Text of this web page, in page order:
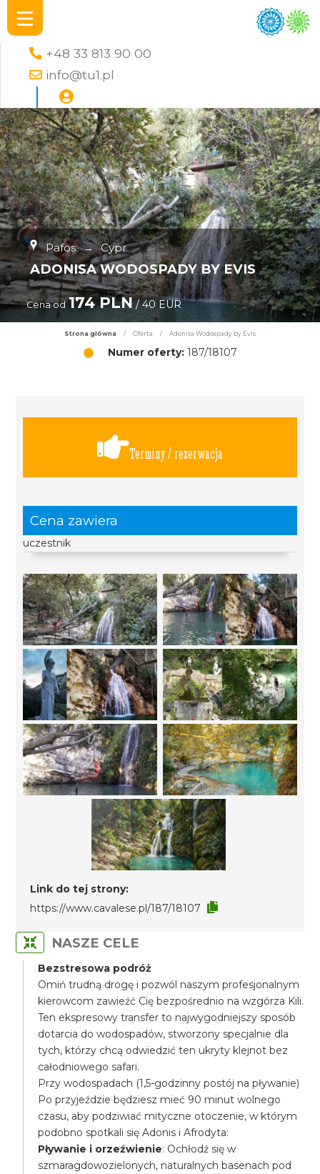
+48 33 813 90 00
info@tu1.pl
Pafos → Cypr
ADONISA WODOSPADY BY EVIS
Cena od 174 PLN/ 40 EUR
Strona główna / Oferta / Adonisa Wodospady by Evis
Numer oferty:187/18107
Terminy / rezerwacja
Cena zawiera
uczestnik
Link do tej strony:
https://www.cavalese.pl/187/18107
NASZE CELE
Bezstresowa podróż
Omiń trudną drogę i pozwól naszym profesjonalnym
kierowcom zawieźć Cię bezpośrednio na wzgórza Kili.
Ten ekspresowy transfer to najwygodniejszy sposób
dotarcia do wodospadów, stworzony specjalnie dla
tych, którzy chcą odwiedzić ten ukryty klejnot bez
całodniowego safari.
Przy wodospadach (1,5-godzinny postój na pływanie)
Po przyjeździe będziesz mieć 90 minut wolnego
czasu, aby podziwiać mityczne otoczenie, w którym
podobno spotkali się Adonis i Afrodyta:
Pływanie i orzeźwienie: Ochłodź się w
szmaragdowozielonych, naturalnych basenach pod